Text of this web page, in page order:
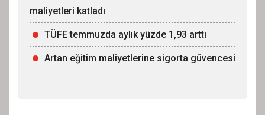
maliyetleri katladı
TÜFE temmuzda aylık yüzde 1,93 arttı
Artan eğitim maliyetlerine sigorta güvencesi